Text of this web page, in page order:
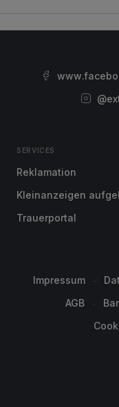
SERVICES
Reklamation
Kleinanzeigen
Trauerportal
Impressum
AGB